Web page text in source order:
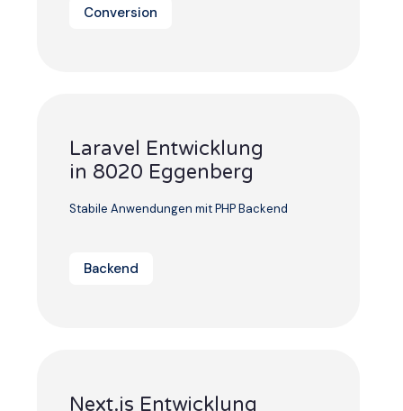
Conversion
Laravel Entwicklung
in 8020 Eggenberg
Stabile Anwendungen mit PHP Backend
Backend
Next.js Entwicklung